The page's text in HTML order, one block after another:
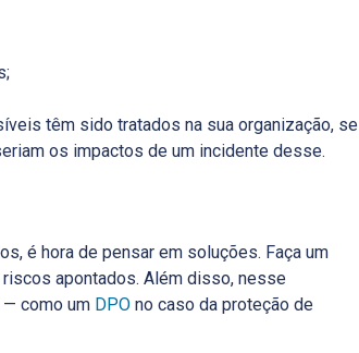
têm sido tratados na sua organização, se
os impactos de um incidente desse.
é hora de pensar em soluções. Faça um
apontados. Além disso, nesse
— como um DPO no caso da proteção de